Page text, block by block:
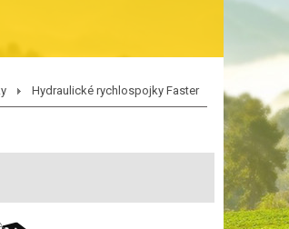
Hydraulické rychlospojky Faster